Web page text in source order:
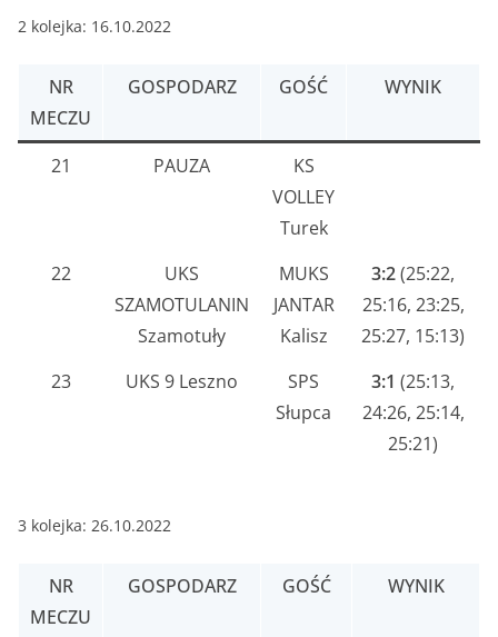
2 kolejka: 16.10.2022
NR
MECZU
GOSPODARZ GOŚĆ WYNIK
21 PAUZA
KS
VOLLEY
Turek
22
UKS
SZAMOTULANIN
Szamotuły
MUKS
JANTAR
Kalisz
3:2(25:22,
25:16, 23:25,
25:27, 15:13)
23
UKS 9 Leszno
SPS
Słupca
3:1 (25:13,
24:26, 25:14,
25:21)
3 kolejka: 26.10.2022
NR
MECZU
GOSPODARZ GOŚĆ WYNIK